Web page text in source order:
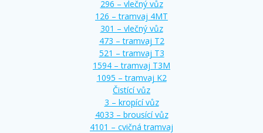
296 – vlečný vůz
126 – tramvaj 4MT
301 – vlečný vůz
473 – tramvaj T2
521 – tramvaj T3
1594 – tramvaj T3M
1095 – tramvaj K2
Čistící vůz
3 – kropící vůz
4033 – brousící vůz
4101 – cvičná tramvaj